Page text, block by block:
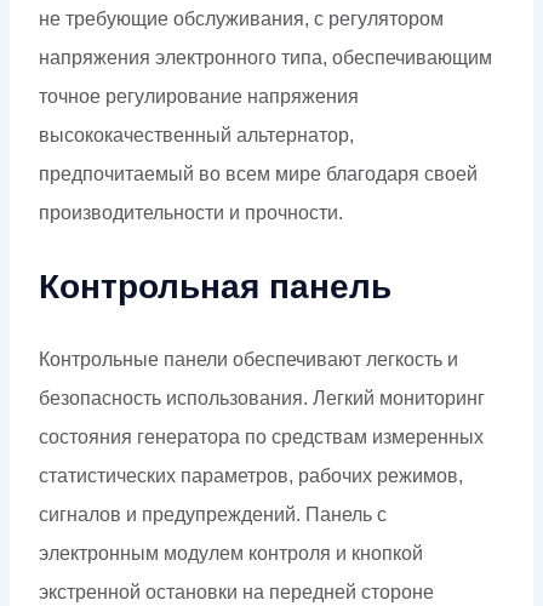
не требующие обслуживания, с регулятором
напряжения электронного типа, обеспечивающим
точное регулирование напряжения
высококачественный альтернатор,
предпочитаемый во всем мире благодаря своей
производительности и прочности.
Контрольная панель
Контрольные панели обеспечивают легкость и
безопасность использования. Легкий мониторинг
состояния генератора по средствам измеренных
статистических параметров, рабочих режимов,
сигналов и предупреждений. Панель с
электронным модулем контроля и кнопкой
экстренной остановки на передней стороне